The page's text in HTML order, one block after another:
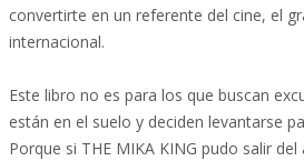
convertirte en un referente del cine, el
internacional.
Este libro no es para los que buscan
están en el suelo y deciden levantarse
Porque si THE MIKA KING pudo salir